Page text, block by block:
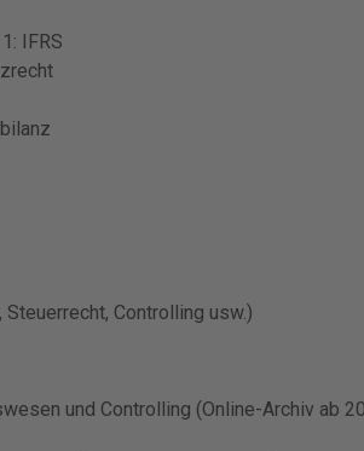
IFRS
Controlling usw.)
und Controlling (Online-Archiv ab